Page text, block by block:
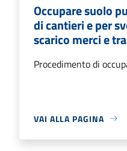
Occupare suolo
di cantieri e per
scarico merci e
Procedimento di
VAI ALLA PAGINA